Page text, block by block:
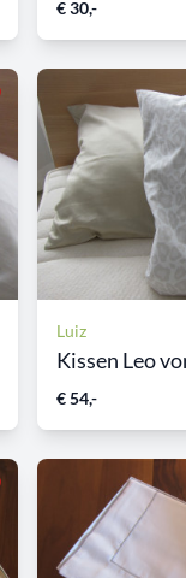
€ 30,-
Luiz
Kissen Leo
€ 54,-